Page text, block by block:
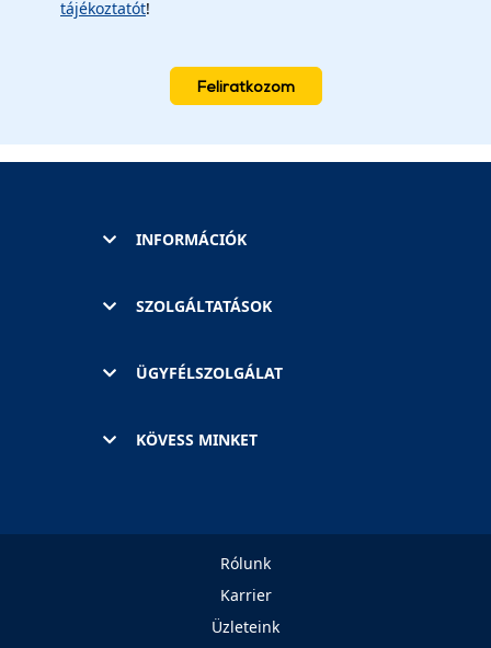
tájékoztatót!
Feliratkozom
INFORMÁCIÓK
SZOLGÁLTATÁSOK
ÜGYFÉLSZOLGÁLAT
KÖVESS MINKET
Rólunk
Karrier
Üzleteink